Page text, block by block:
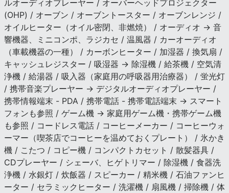
ルオーディオプレーヤー / オーバーヘッドプロジェクター
(OHP) / オーブン / オーブントースター / オーブンレンジ /
オイルヒーター（オイル密閉、非燃焼） / オーディオ → 音
響機器、ミニコンポ、ラジカセ / 温風器 / カーオーディオ
（車載機器の一種） / カーボンヒーター / 加湿器 / 換気扇 /
キャッシュレジスター / 吸湿器 → 除湿機 / 給茶機 / 空気清
浄機 / 給湯器 / 吸入器（家庭用の呼吸器用治療器） / 蛍光灯
/ 携帯音楽プレーヤー → デジタルオーディオプレーヤー /
携帯情報端末 - PDA / 携帯電話 - 携帯電話端末 → スマート
フォンも参照 / ゲーム機 → 家庭用ゲーム機・携帯ゲーム機
も参照 / コードレス電話 / コーヒーメーカー / コーヒーウォ
ーマー（喫茶店でコーヒーを温めておくプレート） / 氷かき
機 / こたつ / コピー機 / コンパクトカセット / 散髪器具 /
CDプレーヤー / シェーバ、ヒゲトリマー / 除湿機 / 食器洗
浄機 / 水銀灯 / 炊飯器 / スピーカー / 精米機 / 石油ファンヒ
ーター / セラミックヒーター / 洗濯機 / 扇風機 / 掃除機 / 体